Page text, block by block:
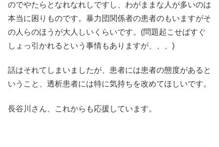
のでやたらとなれなれしですし、わがままな人が多いのは
本当に困りものです。暴力団関係者の患者のもいますがそ
の人らのほうが大人しいくらいです。(問題起こせばすぐ
しょっ引かれるという事情もありますが、、、)
話はそれてしまいましたが、患者には患者の態度があると
いうこと、透析患者には特に気持ちを改めてほしいです。
長谷川さん、これからも応援しています。